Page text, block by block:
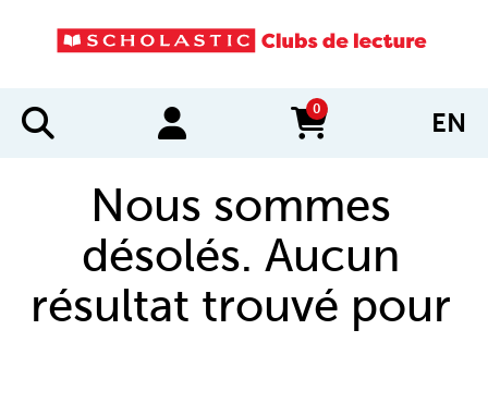
0
items in cart EN
Nous sommes
désolés. Aucun
résultat trouvé pour